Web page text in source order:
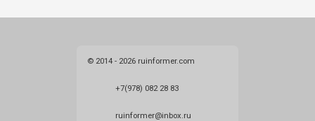
© 2014 - 2026 ruinformer.com
+7(978) 082 28 83
ruinformer@inbox.ru